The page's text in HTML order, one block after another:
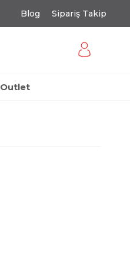
Blog Sipariş Takip
Outlet